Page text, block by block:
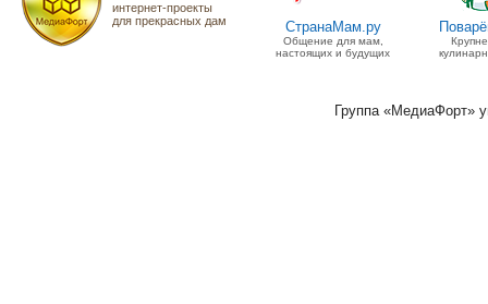
интернет-проекты
для прекрасных дам
СтранаМам.ру
Общение для мам,
настоящих и будущих
Группа «МедиаФорт»